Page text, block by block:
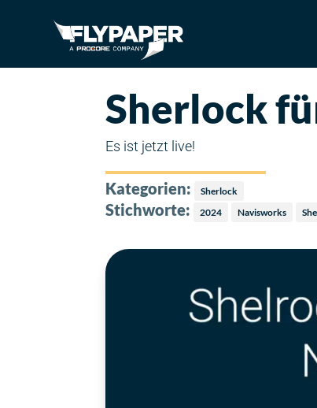
Sherlock
Es ist jetzt live!
Kategorien: Sherlock
Stichworte: 2024 Navisworks